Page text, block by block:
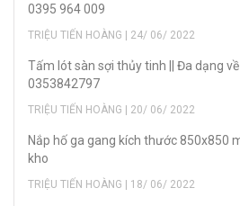
0395 964 009
TRIỆU TIẾN HOÀNG | 24/ 06/ 2022
Tấm lót sàn sợi thủy tinh || Đa dạng về
0353842797
TRIỆU TIẾN HOÀNG | 20/ 06/ 2022
Nắp hố ga gang kích thước 850x850
kho
TRIỆU TIẾN HOÀNG | 18/ 06/ 2022